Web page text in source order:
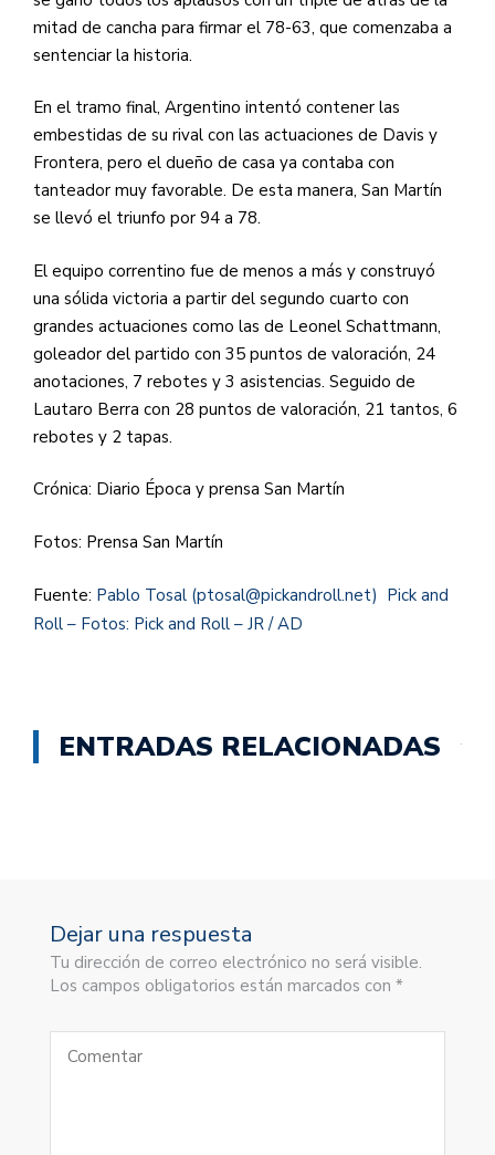
mitad de cancha para firmar el 78-63, que comenzaba a
sentenciar la historia.
En el tramo final, Argentino intentó contener las
embestidas de su rival con las actuaciones de Davis y
Frontera, pero el dueño de casa ya contaba con
tanteador muy favorable. De esta manera, San Martín
se llevó el triunfo por 94 a 78.
El equipo correntino fue de menos a más y construyó
una sólida victoria a partir del segundo cuarto con
grandes actuaciones como las de Leonel Schattmann,
goleador del partido con 35 puntos de valoración, 24
anotaciones, 7 rebotes y 3 asistencias. Seguido de
Lautaro Berra con 28 puntos de valoración, 21 tantos, 6
rebotes y 2 tapas.
Crónica: Diario Época y prensa San Martín
Fotos: Prensa San Martín
Fuente: Pablo Tosal (ptosal@pickandroll.net) Pick and
Roll – Fotos: Pick and Roll – JR / AD
ENTRADAS RELACIONADAS
Dejar una respuesta
Tu dirección de correo electrónico no será visible.
Los campos obligatorios están marcados con *